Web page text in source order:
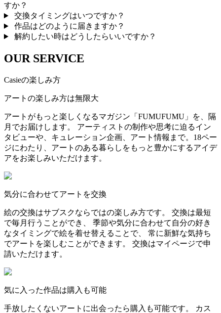
すか？
交換タイミングはいつですか？
作品はどのように届きますか？
解約したい時はどうしたらいいですか？
OUR SERVICE
Casieの楽しみ方
アートの楽しみ方は無限大
アートがもっと楽しくなるマガジン「FUMUFUMU」を、隔
月でお届けします。 アーティストの制作や思考に迫るイン
タビューや、キュレーション企画、アート情報まで。18ペー
ジにわたり、アートのある暮らしをもっと豊かにするアイデ
アをお楽しみいただけます。
気分に合わせてアートを交換
絵の交換はサブスクならではの楽しみ方です。 交換は最短
で毎月行うことができ、 季節や気分に合わせて自分の好き
なタイミングで絵を着せ替えることで、 常に新鮮な気持ち
でアートを楽しむことができます。 交換はマイページで申
請いただけます。
気に入った作品は購入も可能
手放したくないアートに出会ったら購入も可能です。 カス